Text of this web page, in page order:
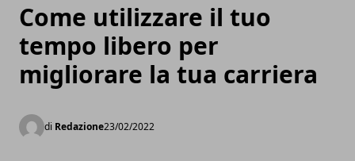
Come utilizzare il tuo
tempo libero per
migliorare la tua carriera
di Redazione23/02/2022